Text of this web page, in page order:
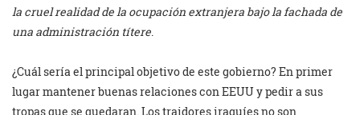
la cruel realidad de la ocupación extranjera bajo la fachada de
una administración títere.
¿Cuál sería el principal objetivo de este gobierno? En primer
lugar mantener buenas relaciones con EEUU y pedir a sus
tropas que se quedaran. Los traidores iraquíes no son